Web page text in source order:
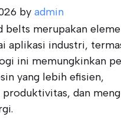
by admin
belts merupakan
aplikasi industri,
ini memungkinkan
yang lebih efisien,
dan